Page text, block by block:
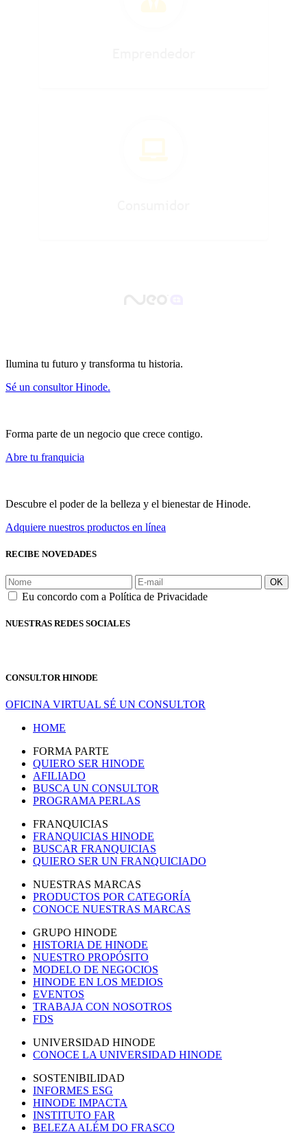
Ilumina tu futuro y transforma tu historia.
Sé un consultor Hinode.
Forma parte de un negocio que crece contigo.
Abre tu franquicia
Descubre el poder de la belleza y el bienestar de Hinode.
Adquiere nuestros productos en línea
RECIBE NOVEDADES
OK
Eu concordo com a Política de Privacidade
NUESTRAS REDES SOCIALES
CONSULTOR HINODE
OFICINA VIRTUAL SÉ UN CONSULTOR
HOME
FORMA PARTE
QUIERO SER HINODE
AFILIADO
BUSCA UN CONSULTOR
PROGRAMA PERLAS
FRANQUICIAS
FRANQUICIAS HINODE
BUSCAR FRANQUICIAS
QUIERO SER UN FRANQUICIADO
NUESTRAS MARCAS
PRODUCTOS POR CATEGORÍA
CONOCE NUESTRAS MARCAS
GRUPO HINODE
HISTORIA DE HINODE
NUESTRO PROPÓSITO
MODELO DE NEGOCIOS
HINODE EN LOS MEDIOS
EVENTOS
TRABAJA CON NOSOTROS
FDS
UNIVERSIDAD HINODE
CONOCE LA UNIVERSIDAD HINODE
SOSTENIBILIDAD
INFORMES ESG
HINODE IMPACTA
INSTITUTO FAR
BELEZA ALÉM DO FRASCO